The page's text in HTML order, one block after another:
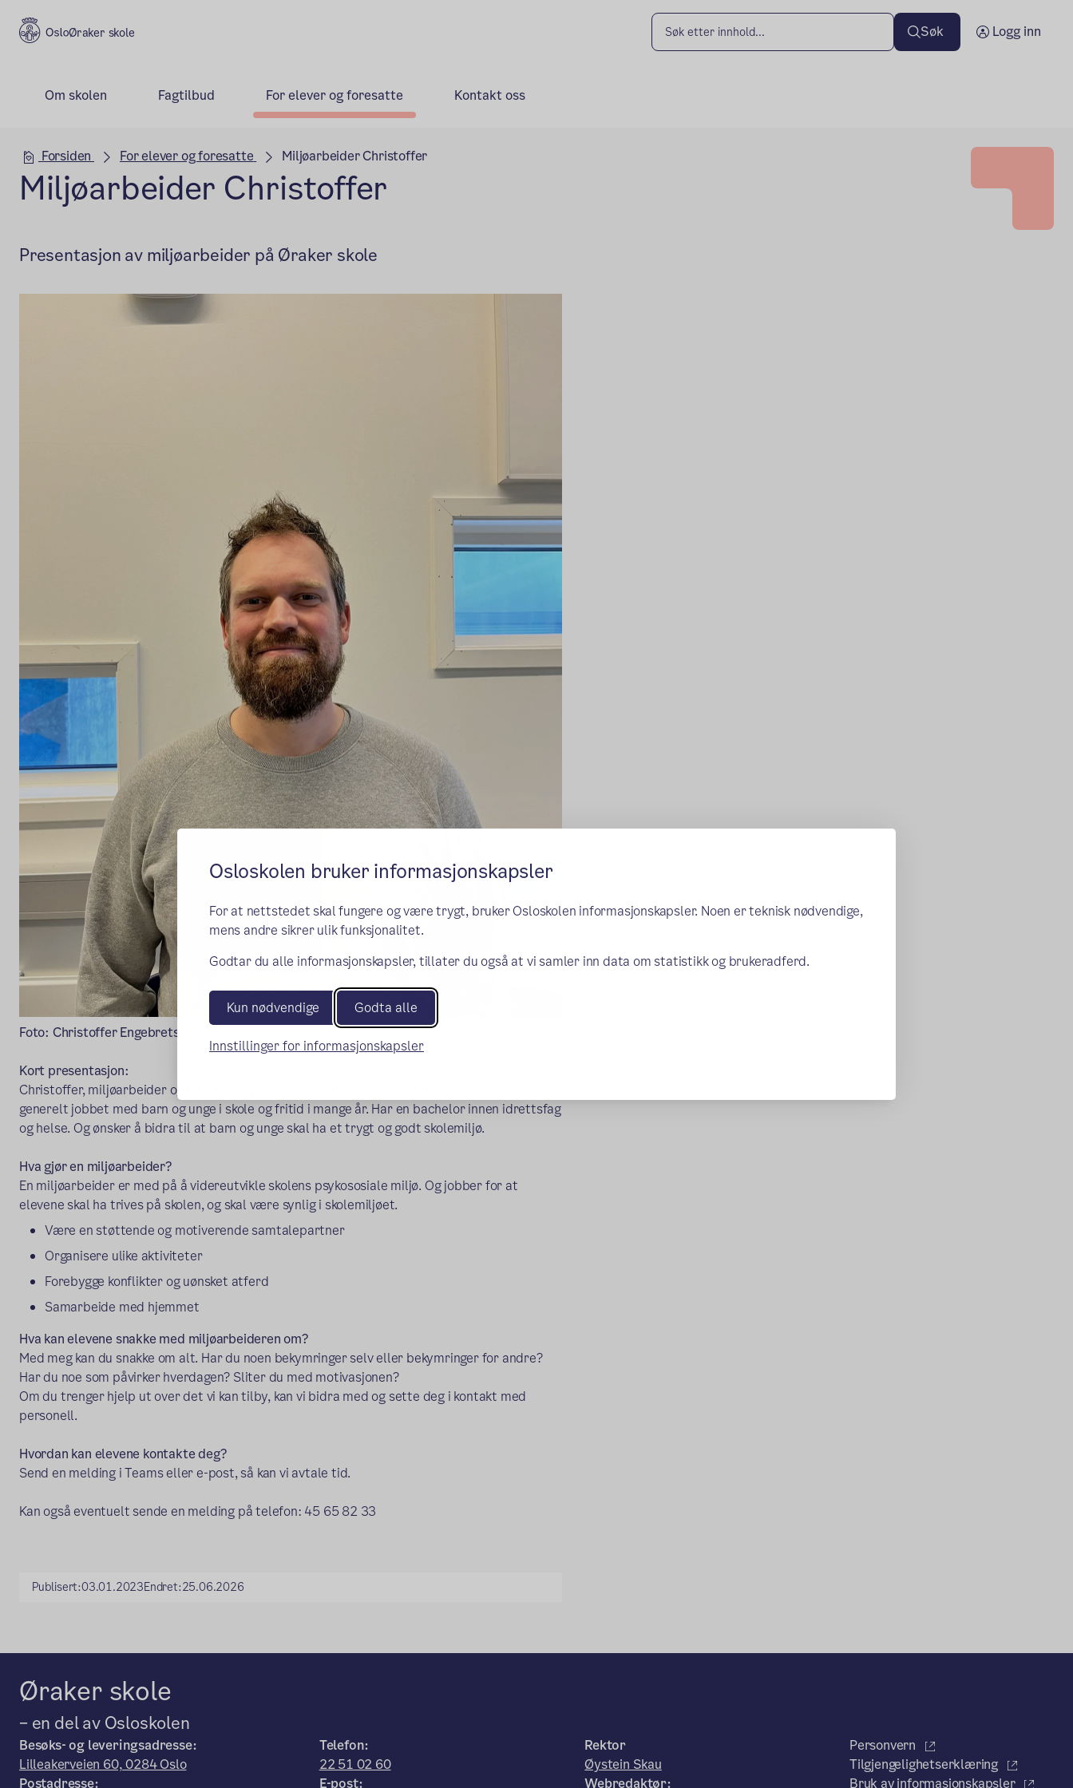
Osloskolen bruker informasjonskapsler
For at nettstedet skal fungere og være trygt, bruker Osloskolen informasjonskapsler. Noen er teknisk nødvendige,
mens andre sikrer ulik funksjonalitet.
Godtar du alle informasjonskapsler, tillater du også at vi samler inn data om statistikk og brukeradferd.
Kun nødvendige Godta alle
Innstillinger for informasjonskapsler
Øraker skole Søk Logg inn
Om skolen Fagtilbud For elever og foresatte Kontakt oss
Hovedseksjon
Forsiden For elever og foresatte Miljøarbeider Christoffer
Miljøarbeider Christoffer
Presentasjon av miljøarbeider på Øraker skole
Foto: Christoffer Engebretsen
Kort presentasjon:
Christoffer, miljøarbeider og FAH-lærer på Øraker Skole. Tidligere jobbet på Bestum skole, og
generelt jobbet med barn og unge i skole og fritid i mange år. Har en bachelor innen idrettsfag
og helse. Og ønsker å bidra til at barn og unge skal ha et trygt og godt skolemiljø.
Hva gjør en miljøarbeider?
En miljøarbeider er med på å videreutvikle skolens psykososiale miljø. Og jobber for at
elevene skal ha trives på skolen, og skal være synlig i skolemiljøet.
Være en støttende og motiverende samtalepartner
Organisere ulike aktiviteter
Forebygge konflikter og uønsket atferd
Samarbeide med hjemmet
Hva kan elevene snakke med miljøarbeideren om?
Med meg kan du snakke om alt. Har du noen bekymringer selv eller bekymringer for andre?
Har du noe som påvirker hverdagen? Sliter du med motivasjonen?
Om du trenger hjelp ut over det vi kan tilby, kan vi bidra med og sette deg i kontakt med
personell.
Hvordan kan elevene kontakte deg?
Send en melding i Teams eller e-post, så kan vi avtale tid.
Kan også eventuelt sende en melding på telefon: 45 65 82 33
Publisert:03.01.2023Endret:25.06.2026
Øraker skole
– en del av Osloskolen
Besøks- og leveringsadresse:
Lilleakerveien 60, 0284 Oslo
Postadresse:
Telefon:
22 51 02 60
E-post:
Rektor
Øystein Skau
Webredaktør:
Personvern
Tilgjengelighetserklæring
Bruk av informasjonskapsler